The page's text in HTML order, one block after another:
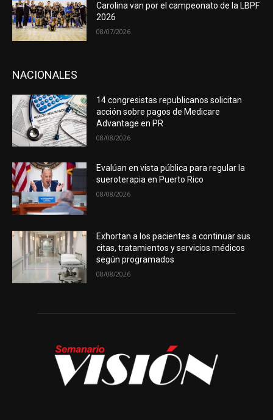
Carolina van por el campeonato de la LBPF
2026
08/07/2026
NACIONALES
14 congresistas republicanos solicitan
acción sobre pagos de Medicare
Advantage en PR
08/08/2026
Evalúan en vista pública para regular la
sueroterapia en Puerto Rico
08/08/2026
Exhortan a los pacientes a continuar sus
citas, tratamientos y servicios médicos
según programados
08/08/2026